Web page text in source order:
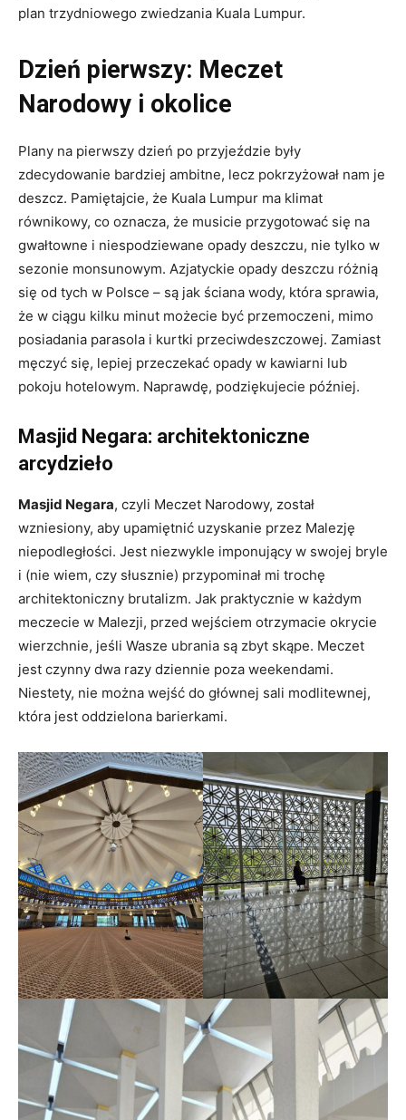
plan trzydniowego zwiedzania Kuala Lumpur.
Dzień pierwszy: Meczet
Narodowy i okolice
Plany na pierwszy dzień po przyjeździe były
zdecydowanie bardziej ambitne, lecz pokrzyżował nam je
deszcz. Pamiętajcie, że Kuala Lumpur ma klimat
równikowy, co oznacza, że musicie przygotować się na
gwałtowne i niespodziewane opady deszczu, nie tylko w
sezonie monsunowym. Azjatyckie opady deszczu różnią
się od tych w Polsce – są jak ściana wody, która sprawia,
że w ciągu kilku minut możecie być przemoczeni, mimo
posiadania parasola i kurtki przeciwdeszczowej. Zamiast
męczyć się, lepiej przeczekać opady w kawiarni lub
pokoju hotelowym. Naprawdę, podziękujecie później.
Masjid Negara: architektoniczne
arcydzieło
Masjid Negara, czyli Meczet Narodowy, został
wzniesiony, aby upamiętnić uzyskanie przez Malezję
niepodległości. Jest niezwykle imponujący w swojej bryle
i (nie wiem, czy słusznie) przypominał mi trochę
architektoniczny brutalizm. Jak praktycznie w każdym
meczecie w Malezji, przed wejściem otrzymacie okrycie
wierzchnie, jeśli Wasze ubrania są zbyt skąpe. Meczet
jest czynny dwa razy dziennie poza weekendami.
Niestety, nie można wejść do głównej sali modlitewnej,
która jest oddzielona barierkami.